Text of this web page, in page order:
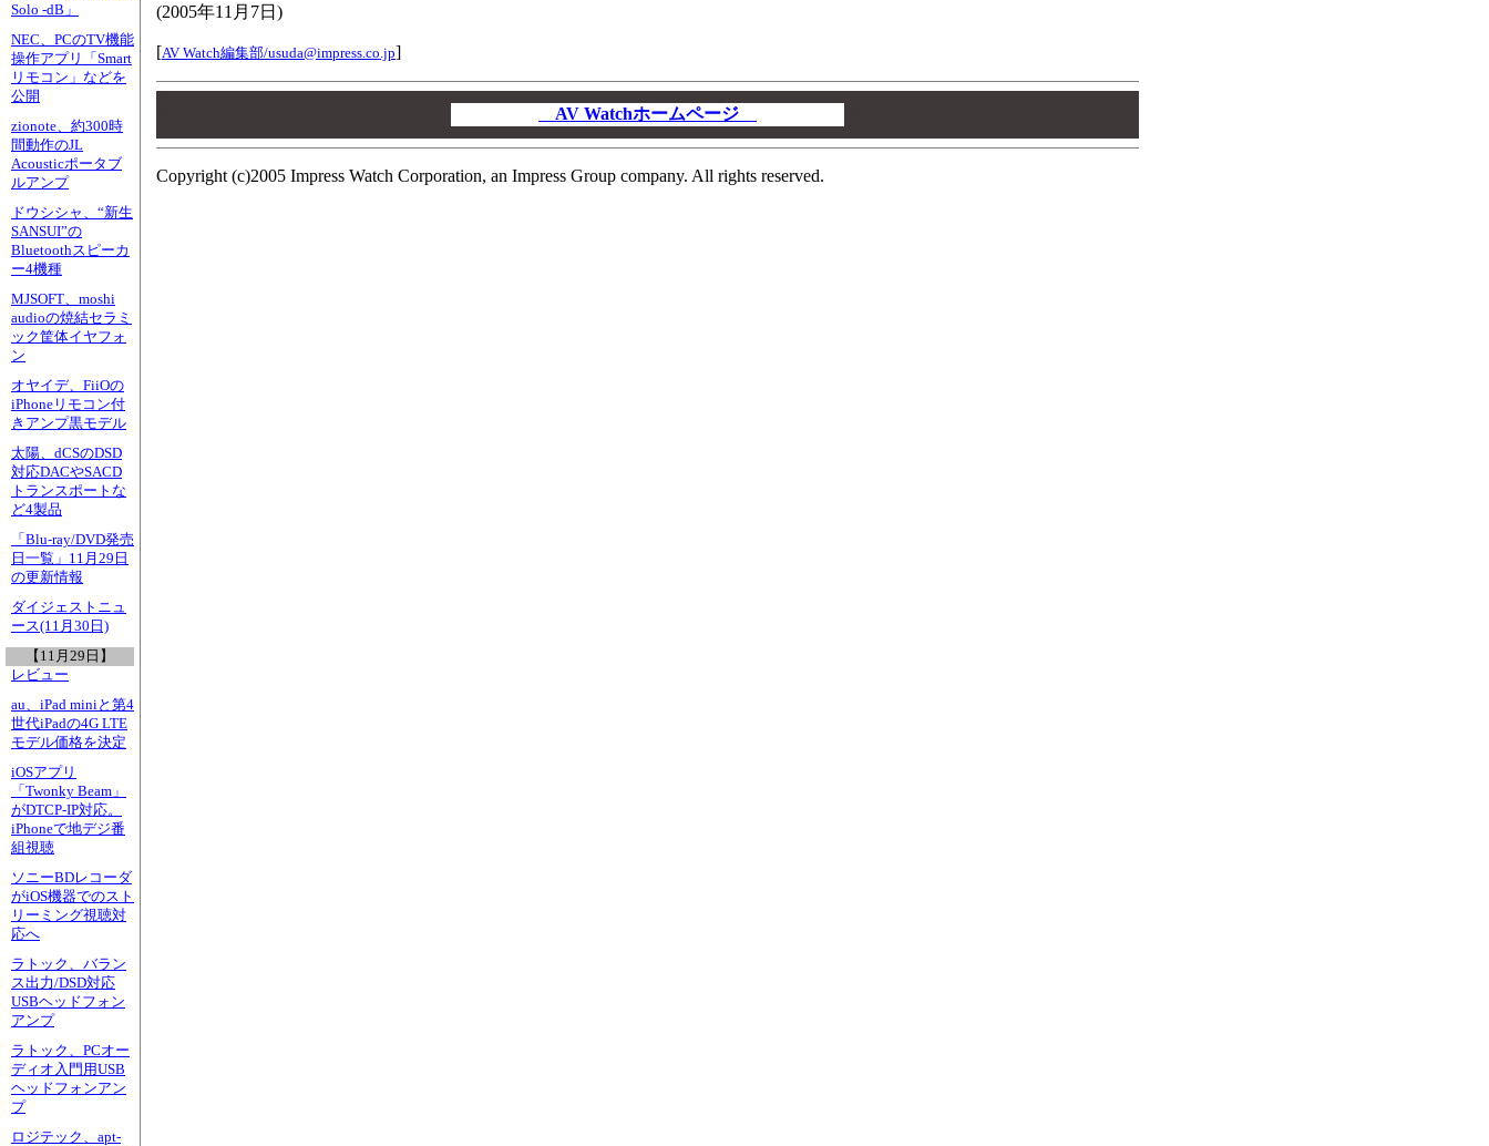
Solo -dB」
NEC、PCのTV機能
操作アプリ「Smart
リモコン」などを
公開
zionote、約300時
間動作のJL
Acousticポータブ
ルアンプ
ドウシシャ、“新生
SANSUI”の
Bluetoothスピーカ
ー4機種
MJSOFT、moshi
audioの焼結セラミ
ック筐体イヤフォ
ン
オヤイデ、FiiOの
iPhoneリモコン付
きアンプ黒モデル
太陽、dCSのDSD
対応DACやSACD
トランスポートな
ど4製品
「Blu-ray/DVD発売
日一覧」11月29日
の更新情報
ダイジェストニュ
ース(11月30日)
【11月29日】
レビュー
au、iPad miniと第4
世代iPadの4G LTE
モデル価格を決定
iOSアプリ
「Twonky Beam」
がDTCP-IP対応。
iPhoneで地デジ番
組視聴
ソニーBDレコーダ
がiOS機器でのスト
リーミング視聴対
応へ
ラトック、バラン
ス出力/DSD対応
USBヘッドフォン
アンプ
ラトック、PCオー
ディオ入門用USB
ヘッドフォンアン
プ
ロジテック、apt-
(2005年11月7日 )
[AV Watch編集部/usuda@impress.co.jp]
AV Watchホームページ
Copyright (c)2005 Impress Watch Corporation, an Impress Group company. All rights reserved.